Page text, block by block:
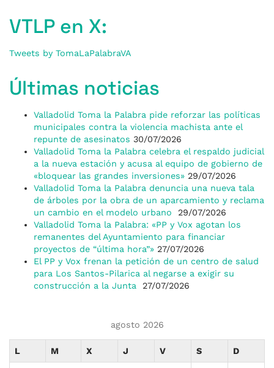
VTLP en X:
Tweets by TomaLaPalabraVA
Últimas noticias
Valladolid Toma la Palabra pide reforzar las políticas
municipales contra la violencia machista ante el
repunte de asesinatos 30/07/2026
Valladolid Toma la Palabra celebra el respaldo judicial
a la nueva estación y acusa al equipo de gobierno de
«bloquear las grandes inversiones» 29/07/2026
Valladolid Toma la Palabra denuncia una nueva tala
de árboles por la obra de un aparcamiento y reclama
un cambio en el modelo urbano
29/07/2026
Valladolid Toma la Palabra: «PP y Vox agotan los
remanentes del Ayuntamiento para financiar
proyectos de “última hora”» 27/07/2026
El PP y Vox frenan la petición de un centro de salud
para Los Santos-Pilarica al negarse a exigir su
construcción a la Junta
27/07/2026
agosto 2026
L M X J V S D